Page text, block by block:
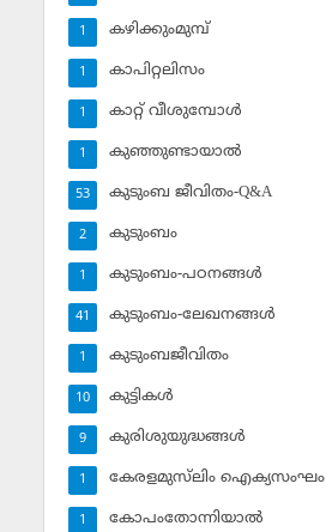
കഴിക്കുംമുമ്പ്
1
കാപിറ്റലിസം
1
കാറ്റ് വീശുമ്പോള്‍
1
കുഞ്ഞുണ്ടായാല്‍
1
കുടുംബ ജീവിതം-Q&A
53
കുടുംബം
2
കുടുംബം-പഠനങ്ങള്‍
1
കുടുംബം-ലേഖനങ്ങള്‍
41
കുടുംബജീവിതം
1
കുട്ടികള്‍
10
കുരിശുയുദ്ധങ്ങള്‍
9
കേരളമുസ്‌ലിം ഐക്യസംഘം
1
കോപംതോന്നിയാല്‍
1